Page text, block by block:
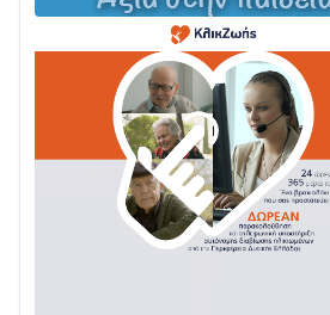
Με Αρχιερατική Λαμπρότητα η
Μεταμορφώσεως του Σωτήρος
Ενισχύεται η Πολιτική
με δύο νέα υδροφόρα οχήματα
02/08 • 18:26
Διαβάστε την «Ναυπακτία» που
31/07 • 08:16